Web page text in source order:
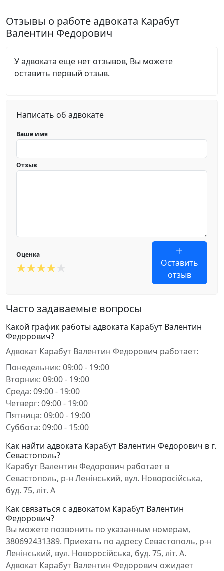
Отзывы о работе адвоката Карабут
Валентин Федорович
У адвоката еще нет отзывов, Вы можете
оставить первый отзыв.
Написать об адвокате
Ваше имя
Отзыв
Оценка
Оставить
отзыв
Часто задаваемые вопросы
Какой график работы адвоката Карабут Валентин
Федорович?
Адвокат Карабут Валентин Федорович работает:
Понедельник: 09:00 - 19:00
Вторник: 09:00 - 19:00
Среда: 09:00 - 19:00
Четверг: 09:00 - 19:00
Пятница: 09:00 - 19:00
Суббота: 09:00 - 15:00
Как найти адвоката Карабут Валентин Федорович в г.
Севастополь?
Карабут Валентин Федорович работает в
Севастополь, р-н Ленінський, вул. Новоросійська,
буд. 75, літ. А
Как связаться с адвокатом Карабут Валентин
Федорович?
Вы можете позвонить по указанным номерам,
380692431389. Приехать по адресу Севастополь, р-н
Ленінський, вул. Новоросійська, буд. 75, літ. А.
Адвокат Карабут Валентин Федорович ожидает